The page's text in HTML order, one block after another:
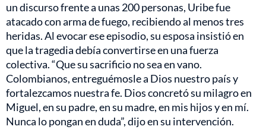
un discurso frente a unas 200 personas, Uribe fue
atacado con arma de fuego, recibiendo al menos tres
heridas. Al evocar ese episodio, su esposa insistió en
que la tragedia debía convertirse en una fuerza
colectiva. “Que su sacrificio no sea en vano.
Colombianos, entreguémosle a Dios nuestro país y
fortalezcamos nuestra fe. Dios concretó su milagro en
Miguel, en su padre, en su madre, en mis hijos y en mí.
Nunca lo pongan en duda”, dijo en su intervención.